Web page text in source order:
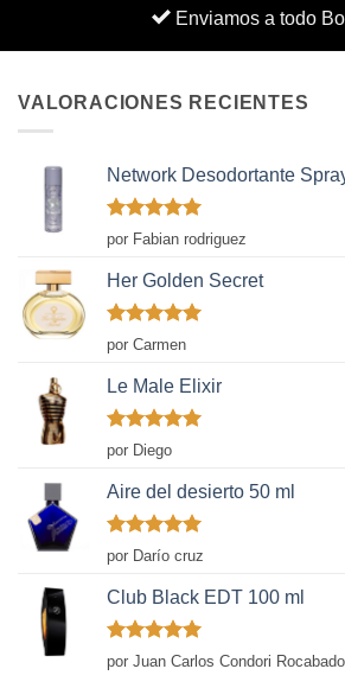
Enviamos a todo
VALORACIONES RECIENTES
Network Desodortante
Valorado
con
por Fabian rodriguez
Her Golden Secret
Valorado
con
por Carmen
Le Male Elixir
Valorado
con
de 5
por Diego
Aire del desierto 50 ml
Valorado
con
por Darío cruz
Club Black EDT 100 ml
Valorado
con
por Juan Carlos Condori Rocabado